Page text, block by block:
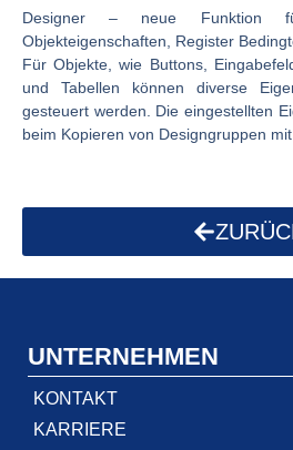
Designer – neue Funktion
Objekteigenschaften, Register
Für Objekte, wie Buttons,
und Tabellen können diverse
gesteuert werden. Die eingestellten
beim Kopieren von Designgruppen
UNTERNEHMEN
KONTAKT
KARRIERE